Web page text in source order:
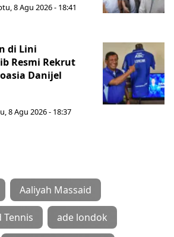
8 Agu 2026 - 18:41
di Lini
Resmi Rekrut
Danijel
8 Agu 2026 - 18:37
Aaliyah Massaid
Tennis ade londok